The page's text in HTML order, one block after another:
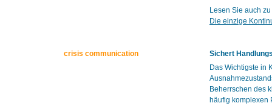
Lesen Sie auch
Die einzige
crisis communication
Sichert
Das Wichtigste in
Beherrschen des
häufig komplexen